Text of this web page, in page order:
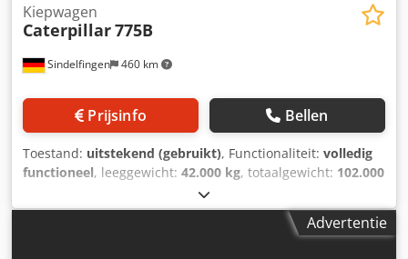
Sindelfingen 460 km
Kiepwagen
Caterpillar775B
Prijsinfo Bellen
Toestand: uitstekend (gebruikt), Functionaliteit: volledig
functioneel, leeggewicht: 42.000 kg, totaalgewicht: 102.000
, bedrijfsturen:
2009 (gecertificeerde revisie) * 9.880 uur * Motor: Cat 3412
DI V12 (760 pk / 567 kW) * Laadvermogen: 60 ton * Eigen
Advertentie